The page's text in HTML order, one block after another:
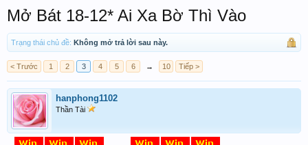
Mở Bát 18-12* Ai Xa Bờ Thì Vào
Trạng thái chủ đề: Không mở trả lời sau này.
< Trước 1 2 3 4 5 6 → 10 Tiếp >
hanphong1102
Thần Tài